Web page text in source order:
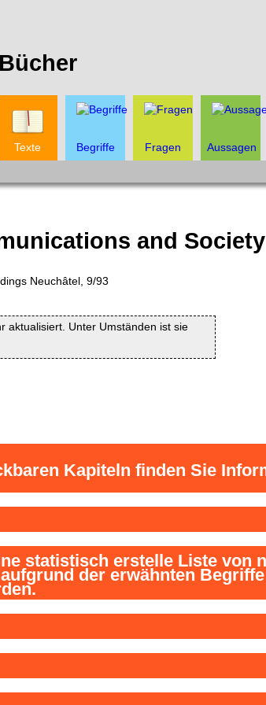
Bücher
Texte Begriffe Fragen Aussagen
and Society
Neuchâtel, 9/93
aktualisiert. Unter Umständen ist sie